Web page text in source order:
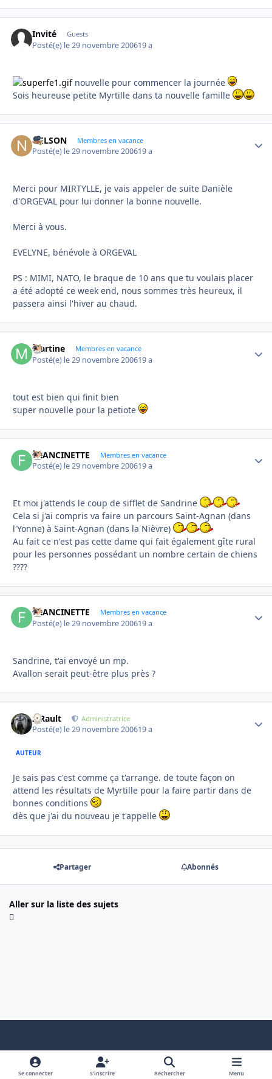
Invité Guests
Posté(e) le 29 novembre 200619 a
nouvelle pour commencer la journée
Sois heureuse petite Myrtille dans ta nouvelle famille
NELSON Membres en vacance
Posté(e) le 29 novembre 200619 a
Merci pour MIRTYLLE, je vais appeler de suite Danièle
d'ORGEVAL pour lui donner la bonne nouvelle.
Merci à vous.
EVELYNE, bénévole à ORGEVAL
PS : MIMI, NATO, le braque de 10 ans que tu voulais placer
a été adopté ce week end, nous sommes très heureux, il
passera ainsi l'hiver au chaud.
Martine Membres en vacance
Posté(e) le 29 novembre 200619 a
tout est bien qui finit bien
super nouvelle pour la petiote
FRANCINETTE Membres en vacance
Posté(e) le 29 novembre 200619 a
Et moi j'attends le coup de sifflet de Sandrine
Cela si j'ai compris va faire un parcours Saint-Agnan (dans
l'Yonne) à Saint-Agnan (dans la Nièvre)
Au fait ce n'est pas cette dame qui fait également gîte rural
pour les personnes possédant un nombre certain de chiens
????
FRANCINETTE Membres en vacance
Posté(e) le 29 novembre 200619 a
Sandrine, t'ai envoyé un mp.
Avallon serait peut-être plus près ?
S.Rault Administratrice
Posté(e) le 29 novembre 200619 a
AUTEUR
Je sais pas c'est comme ça t'arrange. de toute façon on
attend les résultats de Myrtille pour la faire partir dans de
bonnes conditions
dès que j'ai du nouveau je t'appelle
Partager Abonnés
Aller sur la liste des sujets
Light ModeDark ModeSystem Preference x
Se connecter S’inscrire Rechercher Menu